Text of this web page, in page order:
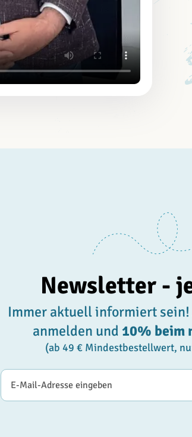
Newsletter -
Immer aktuell informiert
anmelden und 10% beim
(ab 49 € Mindestbestellwert,
E-Mail-Adresse